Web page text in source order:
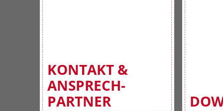
KONTAKT &
ANSPRECH-
PARTNER